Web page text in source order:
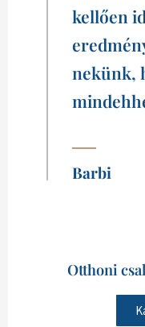
kellően
nekünk,
Barbi
Otthoni